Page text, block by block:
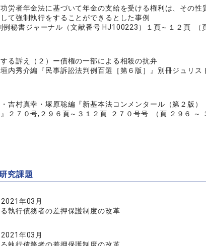
労者年金法に基づいて年金の支給を受ける権利は、その
て強制執行をすることができるとした事例
秘書ジャーナル（文献番号 HJ100223）１頁～１２頁 （
る訴え（２）ー債権の一部による相殺の抗弁
内秀介編『民事訴訟法判例百選［第６版］』別冊ジュリ
吉村真幸・塚原聡編『新基本法コンメンタール（第２版
』２７０号,２９６頁～３１２頁 ２７０号号 （頁 ２９６ ～
究課題
年03月
執行債務者の差押保護制度の改革
年03月